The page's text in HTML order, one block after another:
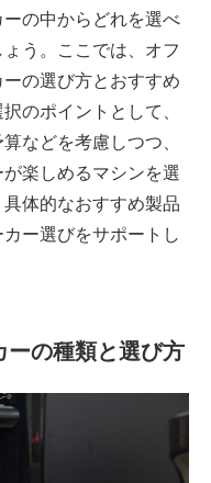
の中からどれを選べ
う。ここでは、オフ
の選び方とおすすめ
のポイントとして、
などを考慮しつつ、
楽しめるマシンを選
体的なおすすめ製品
ー選びをサポートし
ーの種類と選び方